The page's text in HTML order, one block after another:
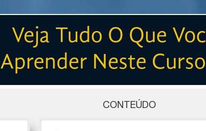
CONTEÚDO
Veja Tudo O Que
Aprender Neste